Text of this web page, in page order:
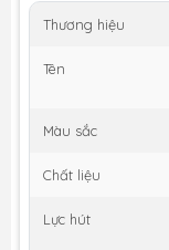
Thương hiệu
Tên
Màu sắc
Chất liệu
Lực hút